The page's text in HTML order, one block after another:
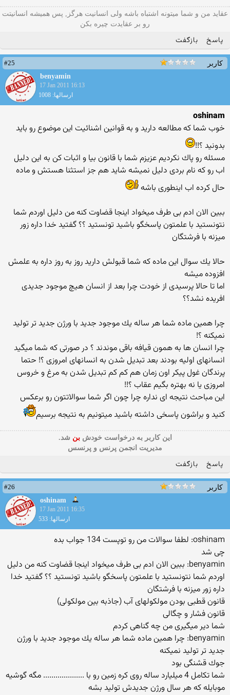
عقاید من و شما میتونه اشتباه باشه ولی انسانیت هرگز, پس همیشه انسانیتت
رو بر عقایدت چیره بکن
پاسخ بازگفت
کاربر
#25
benyamin
17 Jan 2011 16:13
ارسالها: 1008
oshinam
خوب شما كه مطالعه دارید و به قوانین اشنائیت این موضوع رو باید
بدونید ؟!!
مسئله رو پاك نكردیم عزیزم شما با قانون بیا و اثبات كن به این دلیل
اب رو كه نام بردی دلیل نمیشه شاید هم جز استثنا هستش و ماده
حال كرده اب اینطوری باشه
ببین الان ادم بی طرف میخواد اینجا قضاوت كنه من دلیل اوردم شما
نتونستید با علمتون پاسخگو باشید تونستید ؟؟ گفتید خدا داره زور
میزنه با فرشتگان
حالا یك سوال این ماده كه شما قبولش دارید روز به روز داره به علمش
افزوده میشه
اما تا حالا پرسیدی از خودت چرا بعد از انسان هیچ موجود جدیدی
افریده نشد؟؟
چرا همین ماده شما هر ساله یك موجود جدید با ورژن جدید تر تولید
نمیكنه ؟!
چرا انسان ها به همون قیافه باقی موندند ؟ در صورتی كه شما میگید
انسانهای اولیه بودند بعد تبدیل شدن به انسانهای امروزی ؟! حتما
پرندگان غول پیكر اون زمان هم كم كم تبدیل شدن به مرغ و خروس
امروزی یا نه بهتره بگیم عقاب ؟!!
این مباحث نتیجه ای نداره چرا چون اگر شما سوالاتتون رو برعكس
كنید و براشون پاسخی داشته باشید میتونیم به نتیجه برسیم
این كاربر به درخواست خودشبن شد.
مدیریت انجمن پرنس و پرنسس
پاسخ بازگفت
کاربر
#26
oshinam
17 Jan 2011 16:35
ارسالها: 533
oshinam: لطفا سوالات من رو توپست 134 جواب بده
چی شد
benyamin: ببین الان ادم بی طرف میخواد اینجا قضاوت كنه من دلیل
اوردم شما نتونستید با علمتون پاسخگو باشید تونستید ؟؟ گفتید خدا
داره زور میزنه با فرشتگان
قانون قطبی بودن مولكولهای آب (جاذبه بین مولكولی)
قانون فشار و چگالی
شما دیر میگیری من چه گناهی كردم
benyamin: چرا همین ماده شما هر ساله یك موجود جدید با ورژن
جدید تر تولید نمیكنه
جوك قشنگی بود
شما تكامل 4 میلیارد ساله روی كره زمین رو با .................... مگه گوشیه
موبایله كه هر سال ورژن جدیدش تولید بشه